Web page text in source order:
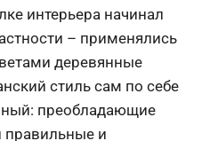
интерьера начинал
– применялись
деревянные
стиль сам по себе
преобладающие
и